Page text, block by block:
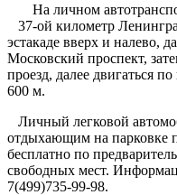
На личном
37-ой километр
эстакаде вверх и налево,
Московский проспект,
проезд, далее двигаться
600 м.
Личный легковой
отдыхающим на парковке
бесплатно по
свободных мест.
7(499)735-99-98.